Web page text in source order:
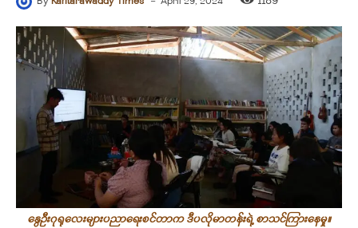
နွေဦးဂုရုလေးများပညာရေးစင်တာက ဒီပလိုမာတန်းရဲ့ စာသင်ကြားနေမှု။